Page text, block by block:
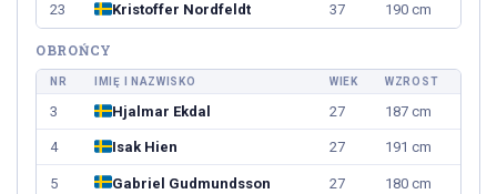
23 Kristoffer Nordfeldt 37 190 cm
OBROŃCY
NR IMIĘ I NAZWISKO WIEK WZROST
3 Hjalmar Ekdal 27 187 cm
4 Isak Hien 27 191 cm
5 Gabriel Gudmundsson 27 180 cm